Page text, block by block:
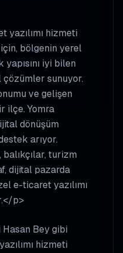
yazılımı hizmeti
bölgenin yerel
iyi bilen
sunuyor.
ve gelişen
ilçe. Yomra
dönüşüm
arıyor.
turizm
dijital pazarda
e-ticaret yazılımı
p>
Bey gibi
hizmeti